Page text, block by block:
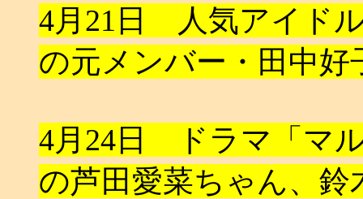
4月21日 人気アイド
の元メンバー・田中好
4月24日 ドラマ「マ
の芦田愛菜ちゃん、